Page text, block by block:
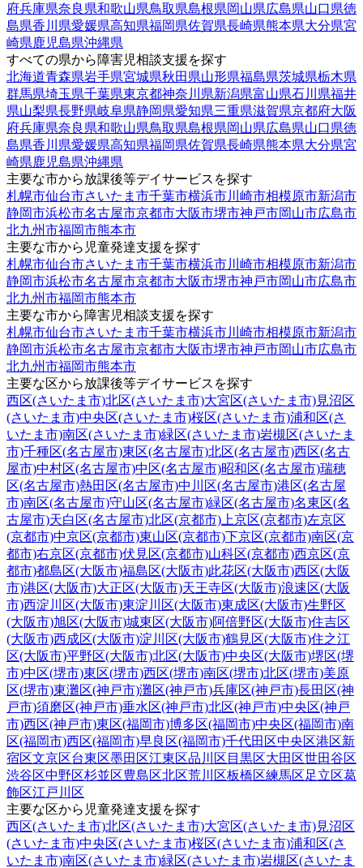
府兵庫県奈良県和歌山県鳥取県島根県岡山県広島県山口県徳
島県香川県愛媛県高知県福岡県佐賀県長崎県熊本県大分県宮
崎県鹿児島県沖縄県
すべての県から障害児相談支援を探す
北海道青森県岩手県宮城県秋田県山形県福島県茨城県栃木県
群馬県埼玉県千葉県東京都神奈川県新潟県富山県石川県福井
県山梨県長野県岐阜県静岡県愛知県三重県滋賀県京都府大阪
府兵庫県奈良県和歌山県鳥取県島根県岡山県広島県山口県徳
島県香川県愛媛県高知県福岡県佐賀県長崎県熊本県大分県宮
崎県鹿児島県沖縄県
主要な市から放課後等デイサービスを探す
札幌市仙台市さいたま市千葉市横浜市川崎市相模原市新潟市
静岡市浜松市名古屋市京都市大阪市堺市神戸市岡山市広島市
北九州市福岡市熊本市
主要な市から児童発達支援を探す
札幌市仙台市さいたま市千葉市横浜市川崎市相模原市新潟市
静岡市浜松市名古屋市京都市大阪市堺市神戸市岡山市広島市
北九州市福岡市熊本市
主要な市から障害児相談支援を探す
札幌市仙台市さいたま市千葉市横浜市川崎市相模原市新潟市
静岡市浜松市名古屋市京都市大阪市堺市神戸市岡山市広島市
北九州市福岡市熊本市
主要な区から放課後等デイサービスを探す
西区(さいたま市)北区(さいたま市)大宮区(さいたま市)見沼区
(さいたま市)中央区(さいたま市)桜区(さいたま市)浦和区(さ
いたま市)南区(さいたま市)緑区(さいたま市)岩槻区(さいたま
市)千種区(名古屋市)東区(名古屋市)北区(名古屋市)西区(名古
屋市)中村区(名古屋市)中区(名古屋市)昭和区(名古屋市)瑞穂
区(名古屋市)熱田区(名古屋市)中川区(名古屋市)港区(名古屋
市)南区(名古屋市)守山区(名古屋市)緑区(名古屋市)名東区(名
古屋市)天白区(名古屋市)北区(京都市) 上京区(京都市)左京区
(京都市)中京区(京都市)東山区(京都市)下京区(京都市)南区(京
都市)右京区(京都市)伏見区(京都市)山科区(京都市)西京区(京
都市)都島区(大阪市)福島区(大阪市)此花区(大阪市)西区(大阪
市)港区(大阪市)大正区(大阪市)天王寺区(大阪市)浪速区(大阪
市)西淀川区(大阪市)東淀川区(大阪市)東成区(大阪市)生野区
(大阪市)旭区(大阪市)城東区(大阪市)阿倍野区(大阪市)住吉区
(大阪市)西成区(大阪市)淀川区(大阪市)鶴見区(大阪市)住之江
区(大阪市)平野区(大阪市)北区(大阪市)中央区(大阪市)堺区(堺
市)中区(堺市)東区(堺市)西区(堺市)南区(堺市)北区(堺市)美原
区(堺市)東灘区(神戸市)灘区(神戸市)兵庫区(神戸市)長田区(神
戸市)須磨区(神戸市)垂水区(神戸市)北区(神戸市)中央区(神戸
市)西区(神戸市)東区(福岡市)博多区(福岡市)中央区(福岡市)南
区(福岡市)西区(福岡市)早良区(福岡市)千代田区中央区港区新
宿区文京区台東区墨田区江東区品川区 目黒区大田区世田谷区
渋谷区中野区杉並区豊島区北区荒川区板橋区練馬区足立区葛
飾区江戸川区
主要な区から児童発達支援を探す
西区(さいたま市)北区(さいたま市)大宮区(さいたま市)見沼区
(さいたま市)中央区(さいたま市)桜区(さいたま市)浦和区(さ
いたま市)南区(さいたま市)緑区(さいたま市)岩槻区(さいたま